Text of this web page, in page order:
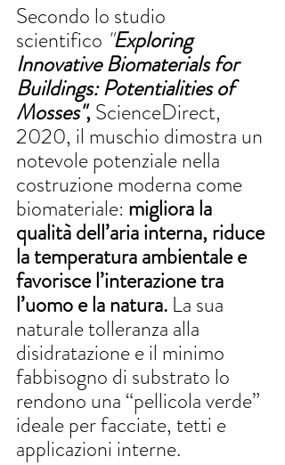
Secondo lo studio
scientifico "Exploring
Innovative Biomaterials for
Buildings: Potentialities of
Mosses", ScienceDirect,
2020, il muschio dimostra un
notevole potenziale nella
costruzione moderna come
biomateriale: migliora la
qualità dell’aria interna, riduce
la temperatura ambientale e
favorisce l’interazione tra
l’uomo e la natura. La sua
naturale tolleranza alla
disidratazione e il minimo
fabbisogno di substrato lo
rendono una “pellicola verde”
ideale per facciate, tetti e
applicazioni interne.